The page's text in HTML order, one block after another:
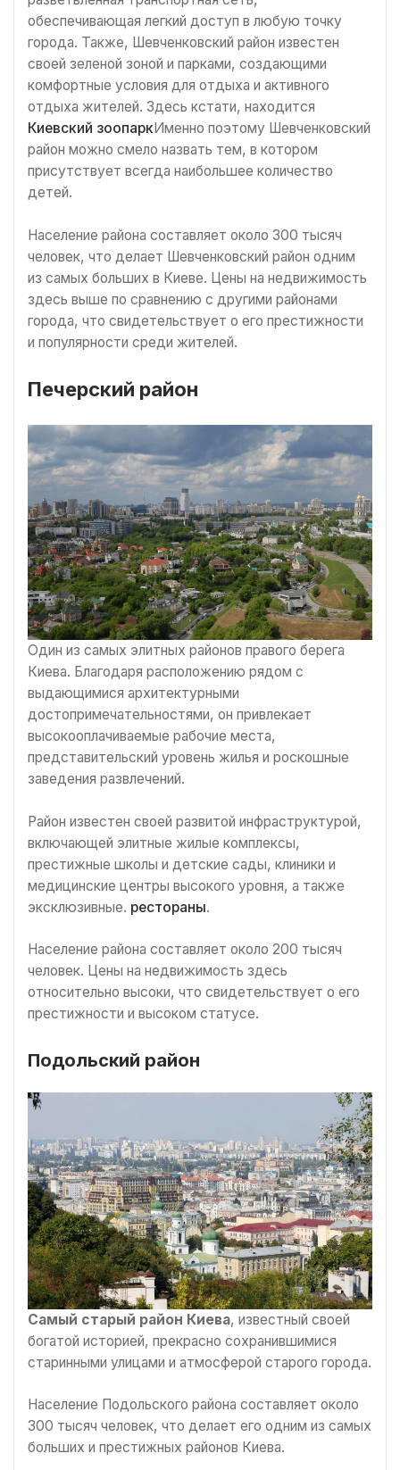
обеспечивающая легкий доступ в любую точку
города. Также, Шевченковский район известен
своей зеленой зоной и парками, создающими
комфортные условия для отдыха и активного
отдыха жителей. Здесь кстати, находится
Киевский зоопаркИменно поэтому Шевченковский
район можно смело назвать тем, в котором
присутствует всегда наибольшее количество
детей.
Население района составляет около 300 тысяч
человек, что делает Шевченковский район одним
из самых больших в Киеве. Цены на недвижимость
здесь выше по сравнению с другими районами
города, что свидетельствует о его престижности
и популярности среди жителей.
Печерский район
Один из самых элитных районов правого берега
Киева. Благодаря расположению рядом с
выдающимися архитектурными
достопримечательностями, он привлекает
высокооплачиваемые рабочие места,
представительский уровень жилья и роскошные
заведения развлечений.
Район известен своей развитой инфраструктурой,
включающей элитные жилые комплексы,
престижные школы и детские сады, клиники и
медицинские центры высокого уровня, а также
эксклюзивные. рестораны.
Население района составляет около 200 тысяч
человек. Цены на недвижимость здесь
относительно высоки, что свидетельствует о его
престижности и высоком статусе.
Подольский район
Самый старый район Киева, известный своей
богатой историей, прекрасно сохранившимися
старинными улицами и атмосферой старого города.
Население Подольского района составляет около
300 тысяч человек, что делает его одним из самых
больших и престижных районов Киева.